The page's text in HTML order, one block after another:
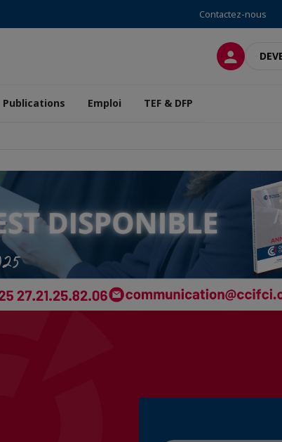
Contactez-nous
Publications Emploi TEF & DFP